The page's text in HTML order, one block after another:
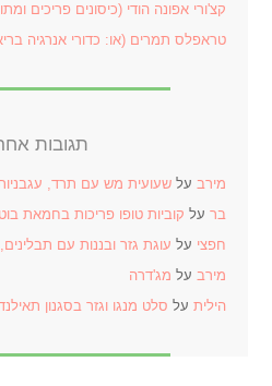
קצ'ורי אפונה הודי (כיסונים פריכים
טראפלס תמרים (או: כדורי אנרגיה
תגובות
מירב עלשעועית מש עם תרד,
בר על קוביות טופו פריכות בחמאת
חפצי על עוגת גזר ובננות עם תבלינים,
מירב על מג'דרה
הילית על סלט מנגו וגזר בסגנון